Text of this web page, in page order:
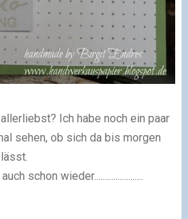
Ich habe noch ein paar
sehen, ob sich da bis morgen
schon wieder.......................